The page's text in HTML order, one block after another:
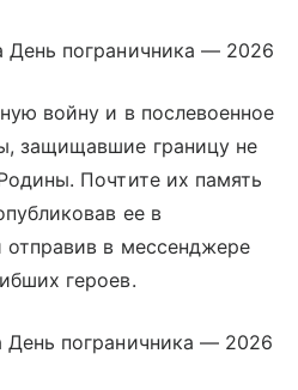
День пограничника — 2026
войну и в послевоенное
защищавшие границу не
Почтите их память
ее в
отправив в мессенджере
героев.
День пограничника — 2026